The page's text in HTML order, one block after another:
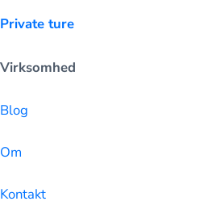
Private ture
Virksomhed
Blog
Om
Kontakt